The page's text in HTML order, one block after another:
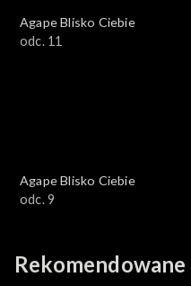
Agape Blisko Ciebie
odc. 11
Agape Blisko Ciebie
odc. 9